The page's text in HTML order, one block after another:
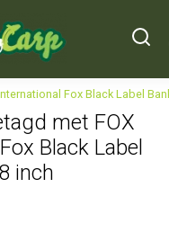
Fox Black Label
met FOX
Black Label
inch